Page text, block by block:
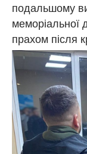
подальшому
меморіальної
прахом після